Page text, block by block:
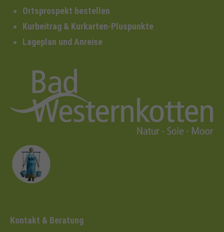
Ortsprospekt bestellen
Kurbeitrag & Kurkarten-Pluspunkte
Lageplan und Anreise
Kontakt & Beratung